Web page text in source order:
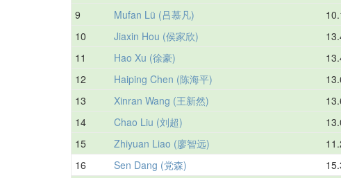
9 Mufan Lü (吕慕凡)
10 Jiaxin Hou (侯家欣)
11 Hao Xu (徐豪)
12 Haiping Chen (陈海平)
13 Xinran Wang (王新然)
14 Chao Liu (刘超)
15 Zhiyuan Liao (廖智远)
16 Sen Dang (党森)